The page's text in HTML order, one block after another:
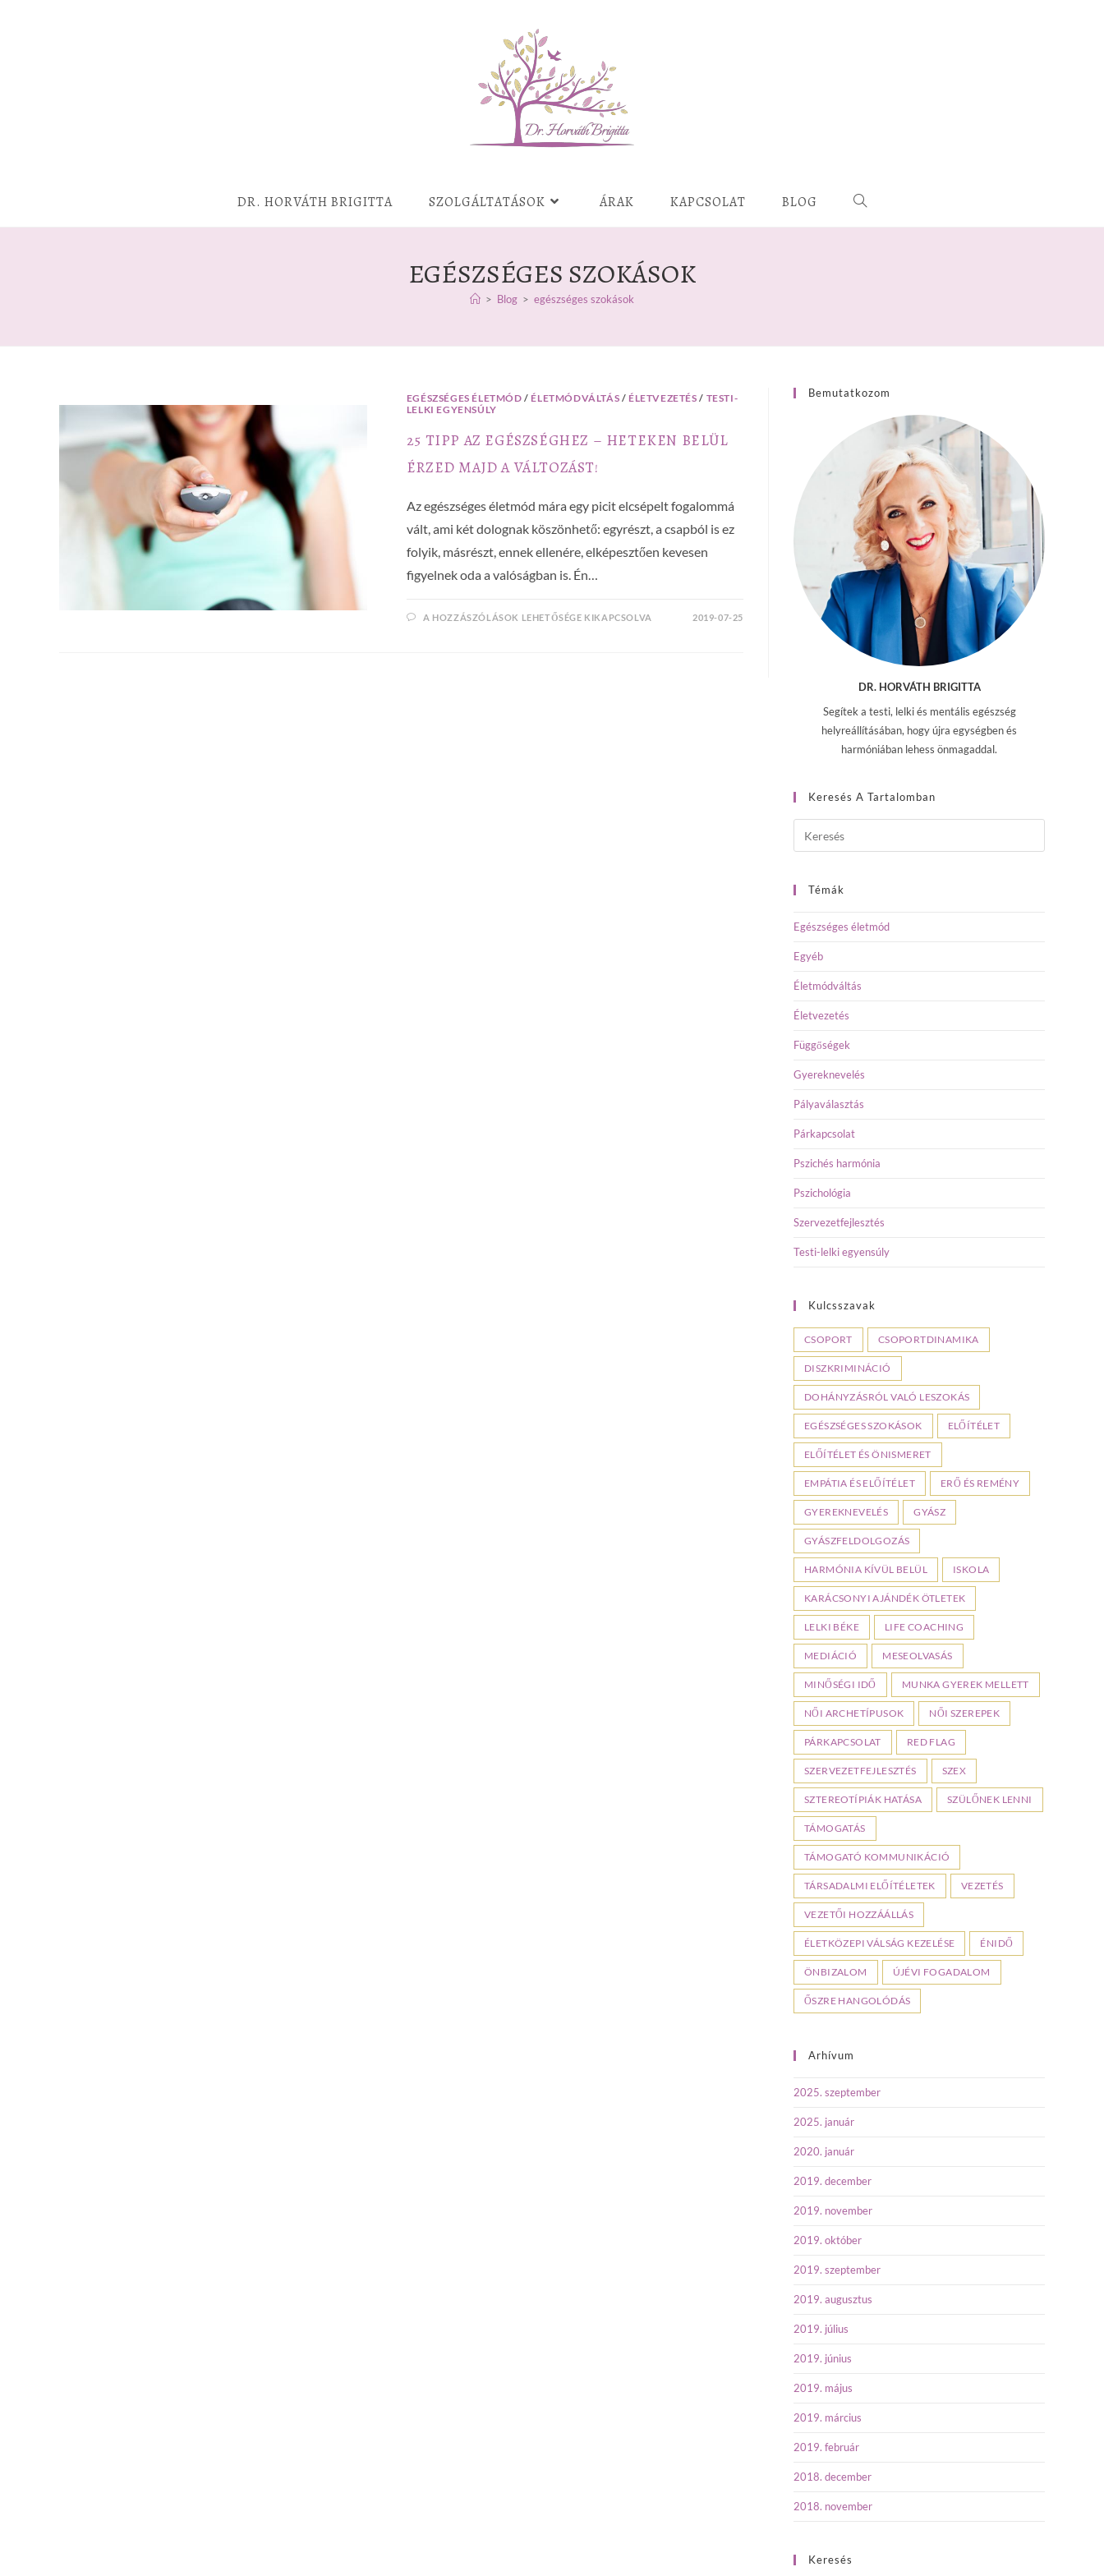
DR. HORVÁTH BRIGITTA SZOLGÁLTATÁSOK ÁRAK KAPCSOLAT BLOG
EGÉSZSÉGES SZOKÁSOK
> Blog > egészséges szokások
EGÉSZSÉGES ÉLETMÓD / ÉLETMÓDVÁLTÁS / ÉLETVEZETÉS / TESTI-
LELKI EGYENSÚLY
25 TIPP AZ EGÉSZSÉGHEZ – HETEKEN BELÜL
ÉRZED MAJD A VÁLTOZÁST!
Az egészséges életmód mára egy picit elcsépelt fogalommá
vált, ami két dolognak köszönhető: egyrészt, a csapból is ez
folyik, másrészt, ennek ellenére, elképesztően kevesen
figyelnek oda a valóságban is. Én…
A HOZZÁSZÓLÁSOK LEHETŐSÉGE KIKAPCSOLVA 2019-07-25
Bemutatkozom
DR. HORVÁTH BRIGITTA
Segítek a testi, lelki és mentális egészség
helyreállításában, hogy újra egységben és
harmóniában lehess önmagaddal.
Keresés A Tartalomban
Témák
Egészséges életmód
Egyéb
Életmódváltás
Életvezetés
Függőségek
Gyereknevelés
Pályaválasztás
Párkapcsolat
Pszichés harmónia
Pszichológia
Szervezetfejlesztés
Testi-lelki egyensúly
Kulcsszavak
CSOPORT CSOPORTDINAMIKA
DISZKRIMINÁCIÓ
DOHÁNYZÁSRÓL VALÓ LESZOKÁS
EGÉSZSÉGES SZOKÁSOK ELŐÍTÉLET
ELŐÍTÉLET ÉS ÖNISMERET
EMPÁTIA ÉS ELŐÍTÉLET ERŐ ÉS REMÉNY
GYEREKNEVELÉS GYÁSZ
GYÁSZFELDOLGOZÁS
HARMÓNIA KÍVÜL BELÜL ISKOLA
KARÁCSONYI AJÁNDÉK ÖTLETEK
LELKI BÉKE LIFE COACHING
MEDIÁCIÓ MESEOLVASÁS
MINŐSÉGI IDŐ MUNKA GYEREK MELLETT
NŐI ARCHETÍPUSOK NŐI SZEREPEK
PÁRKAPCSOLAT RED FLAG
SZERVEZETFEJLESZTÉS SZEX
SZTEREOTÍPIÁK HATÁSA SZÜLŐNEK LENNI
TÁMOGATÁS
TÁMOGATÓ KOMMUNIKÁCIÓ
TÁRSADALMI ELŐÍTÉLETEK VEZETÉS
VEZETŐI HOZZÁÁLLÁS
ÉLETKÖZEPI VÁLSÁG KEZELÉSE ÉNIDŐ
ÖNBIZALOM ÚJÉVI FOGADALOM
ŐSZRE HANGOLÓDÁS
Arhívum
2025. szeptember
2025. január
2020. január
2019. december
2019. november
2019. október
2019. szeptember
2019. augusztus
2019. július
2019. június
2019. május
2019. március
2019. február
2018. december
2018. november
Keresés